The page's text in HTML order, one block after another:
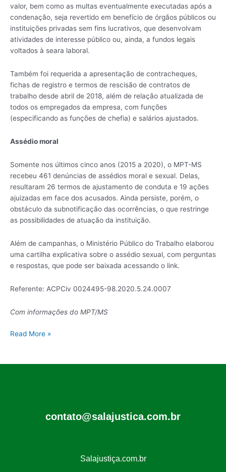
valor, bem como as multas eventualmente executadas após a
condenação, seja revertido em benefício de órgãos públicos ou
instituições privadas sem fins lucrativos, que desenvolvam
atividades de interesse público ou, ainda, a fundos legais
voltados à seara laboral.
Também foi requerida a apresentação de contracheques,
fichas de registro e termos de rescisão de contratos de
trabalho desde abril de 2018, além de relação atualizada de
todos os empregados da empresa, com funções
(especificando as funções de chefia) e salários ajustados.
Assédio moral
Somente nos últimos cinco anos (2015 a 2020), o MPT-MS
recebeu 461 denúncias de assédios moral e sexual. Delas,
resultaram 26 termos de ajustamento de conduta e 19 ações
ajuizadas em face dos acusados. Ainda persiste, porém, o
obstáculo da subnotificação das ocorrências, o que restringe
as possibilidades de atuação da instituição.
Além de campanhas, o Ministério Público do Trabalho elaborou
uma cartilha explicativa sobre o assédio sexual, com perguntas
e respostas, que pode ser baixada acessando o link.
Referente: ACPCiv 0024495-98.2020.5.24.0007
Com informações do MPT/MS
Read More »
contato@salajustica.com.br
Salajustiça.com.br